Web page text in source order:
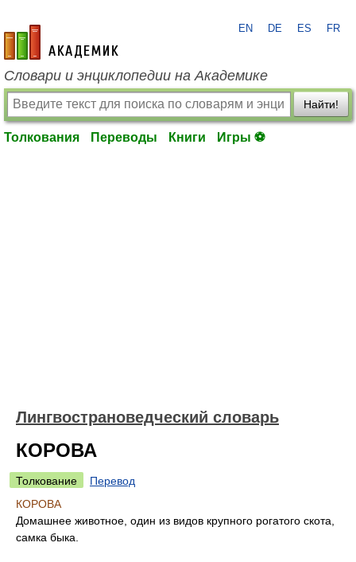
academic.ru
EN DE ES FR
Словари и энциклопедии на Академике
Найти!
Толкования Переводы Книги Игры ⚽
Лингвострановедческий словарь
КОРОВА
Толкование
Перевод
КОРОВА
Домашнее животное, один из видов крупного рогатого скота,
самка быка.